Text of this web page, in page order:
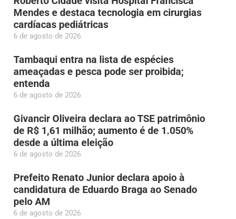
Mendes e destaca tecnologia em cirurgias
cardíacas pediátricas
6 de agosto de 2026
Tambaqui entra na lista de espécies
ameaçadas e pesca pode ser proibida;
entenda
6 de agosto de 2026
Givancir Oliveira declara ao TSE patrimônio
de R$ 1,61 milhão; aumento é de 1.050%
desde a última eleição
6 de agosto de 2026
Prefeito Renato Junior declara apoio à
candidatura de Eduardo Braga ao Senado
pelo AM
6 de agosto de 2026